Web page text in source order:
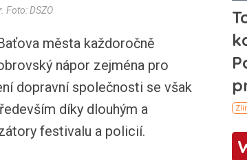
Foto: DSZO
města každoročně
nápor zejména pro
dopravní společnosti se však
díky dlouhým a
festivalu a policií.